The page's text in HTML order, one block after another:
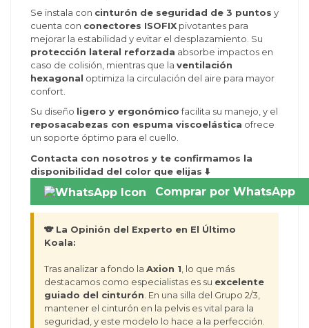
(2 reseñas)
Se instala con cinturón de seguridad de 3 puntos y
cuenta con conectores ISOFIX pivotantes para
mejorar la estabilidad y evitar el desplazamiento. Su
protección lateral reforzada absorbe impactos en
caso de colisión, mientras que la ventilación
hexagonal optimiza la circulación del aire para mayor
confort.
Su diseño ligero y ergonómicofacilita su manejo, y el
reposacabezas con espuma viscoelástica ofrece
un soporte óptimo para el cuello.
Contacta con nosotros y te confirmamos la
disponibilidad del color que elijas ⬇️
Comprar por WhatsApp
🐨 La Opinión del Experto en El Último
Koala:
Tras analizar a fondo la Axion 1, lo que más
destacamos como especialistas es su excelente
guiado del cinturón. En una silla del Grupo 2/3,
mantener el cinturón en la pelvis es vital para la
seguridad, y este modelo lo hace a la perfección.